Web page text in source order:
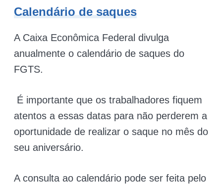
Calendário de saques
A Caixa Econômica Federal divulga
anualmente o calendário de saques do
FGTS.
É importante que os trabalhadores fiquem
atentos a essas datas para não perderem a
oportunidade de realizar o saque no mês do
seu aniversário.
A consulta ao calendário pode ser feita pelo